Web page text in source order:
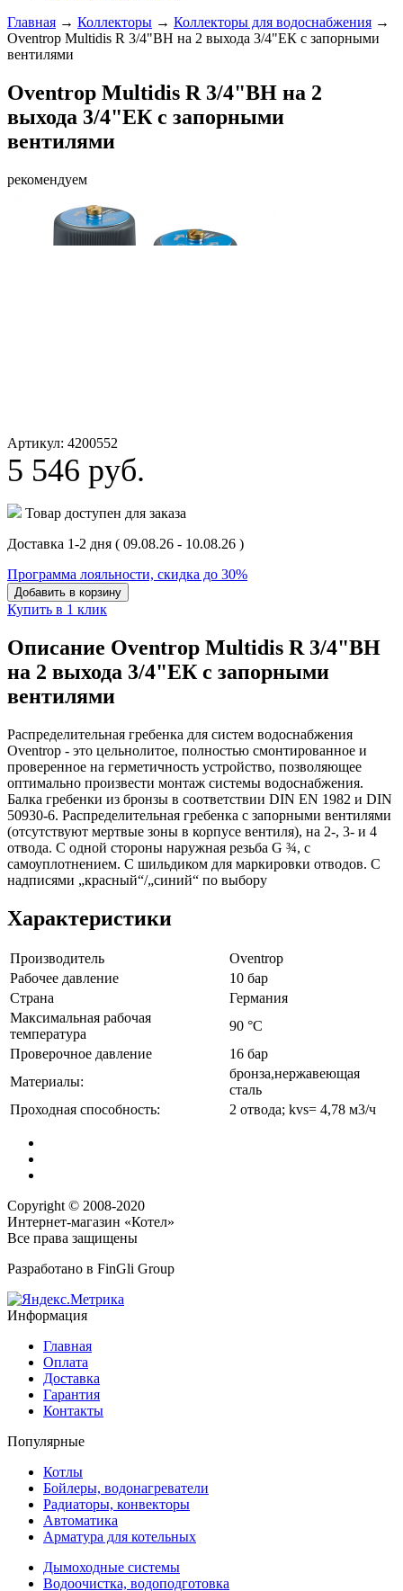
Главная → Коллекторы → Коллекторы для водоснабжения →
Oventrop Multidis R 3/4"ВН на 2 выхода 3/4"ЕК с запорными
вентилями
Oventrop Multidis R 3/4"ВН на 2
выхода 3/4"ЕК с запорными
вентилями
рекомендуем
Артикул: 4200552
5 546 руб.
Товар доступен для заказа
Доставка 1-2 дня ( 09.08.26 - 10.08.26 )
Программа лояльности, скидка до 30%
Добавить в корзину
Купить в 1 клик
Описание Oventrop Multidis R 3/4"ВН
на 2 выхода 3/4"ЕК с запорными
вентилями
Распределительная гребенка для систем водоснабжения
Oventrop - это цельнолитое, полностью смонтированное и
проверенное на герметичность устройство, позволяющее
оптимально произвести монтаж системы водоснабжения.
Балка гребенки из бронзы в соответствии DIN EN 1982 и DIN
50930-6. Распределительная гребенка с запорными вентилями
(отсутствуют мертвые зоны в корпусе вентиля), на 2-, 3- и 4
отвода. С одной стороны наружная резьба G ¾, с
самоуплотнением. С шильдиком для маркировки отводов. С
надписями „красный“/„синий“ по выбору
Характеристики
Производитель
Oventrop
Рабочее давление
10 бар
Страна
Германия
Максимальная рабочая
температура
90 °C
Проверочное давление
16 бар
Материалы:
бронза,нержавеющая
сталь
Проходная способность:
2 отвода; kvs= 4,78 м3/ч
Copyright © 2008-2020
Интернет-магазин «Котел»
Все права защищены
Разработано в FinGli Group
Информация
Главная
Оплата
Доставка
Гарантия
Контакты
Популярные
Котлы
Бойлеры, водонагреватели
Радиаторы, конвекторы
Автоматика
Арматура для котельных
Дымоходные системы
Водоочистка, водоподготовка